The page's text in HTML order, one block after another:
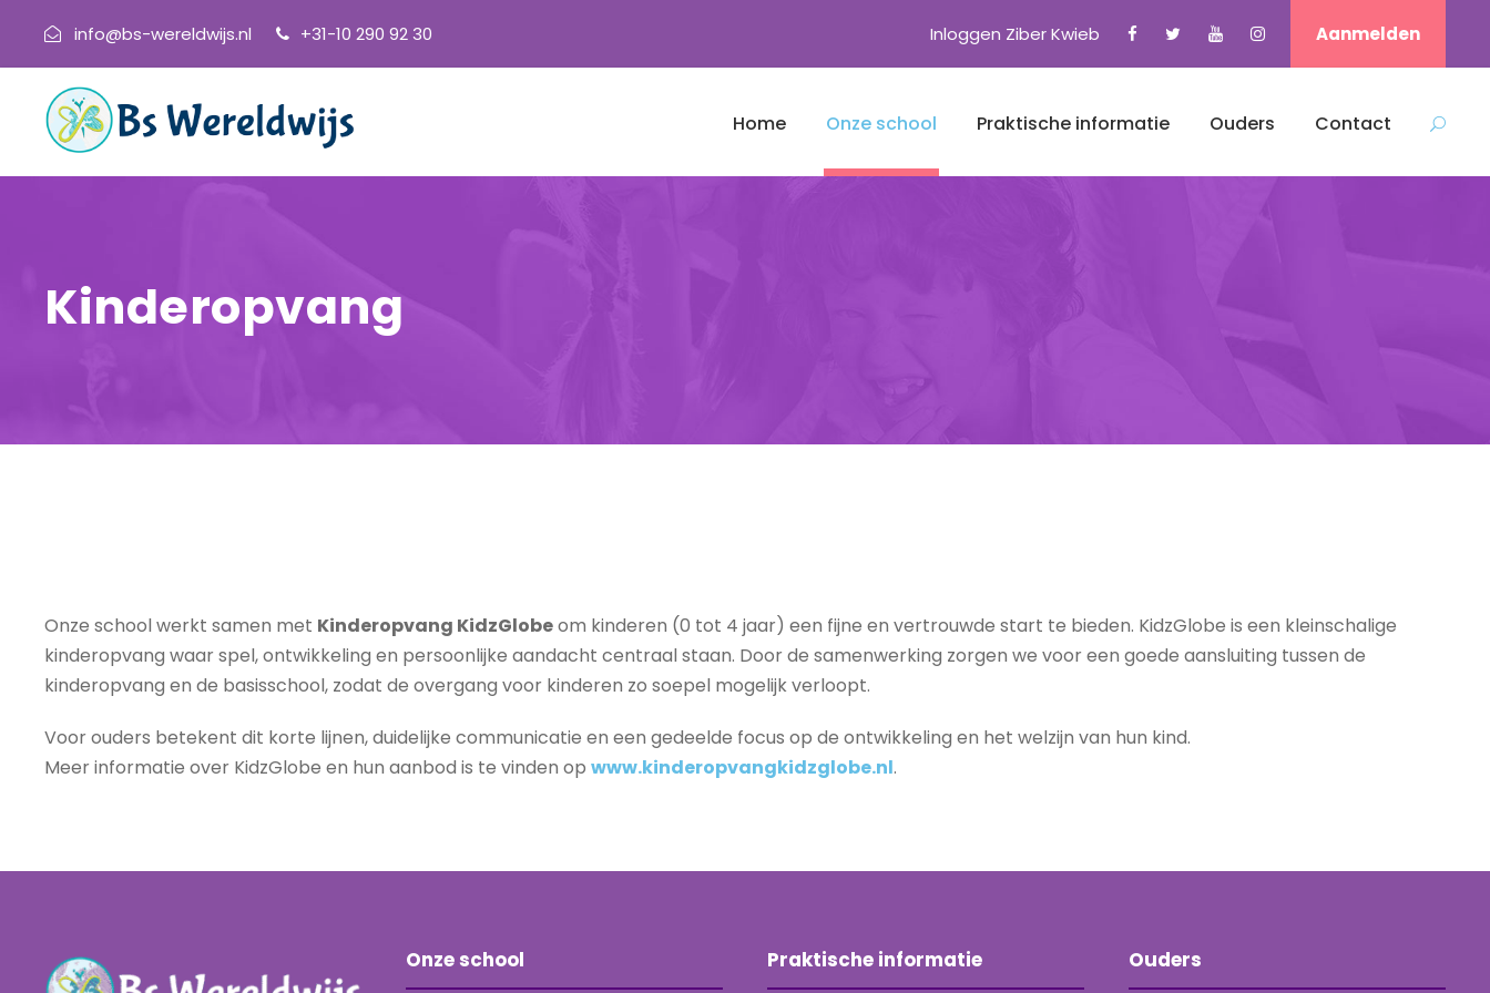
info@bs-wereldwijs.nl +31-10 290 92 30 Inloggen Ziber Kwieb Aanmelden
Home Onze school Praktische informatie Ouders Contact
Kinderopvang
Onze school werkt samen met Kinderopvang KidzGlobeom kinderen (0 tot 4 jaar) een fijne en vertrouwde start te bieden. KidzGlobe is een kleinschalige
kinderopvang waar spel, ontwikkeling en persoonlijke aandacht centraal staan. Door de samenwerking zorgen we voor een goede aansluiting tussen de
kinderopvang en de basisschool, zodat de overgang voor kinderen zo soepel mogelijk verloopt.
Voor ouders betekent dit korte lijnen, duidelijke communicatie en een gedeelde focus op de ontwikkeling en het welzijn van hun kind.
Meer informatie over KidzGlobe en hun aanbod is te vinden op www.kinderopvangkidzglobe.nl.
Onze school Praktische informatie Ouders